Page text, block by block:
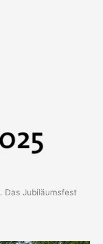
. Das Jubiläumsfest